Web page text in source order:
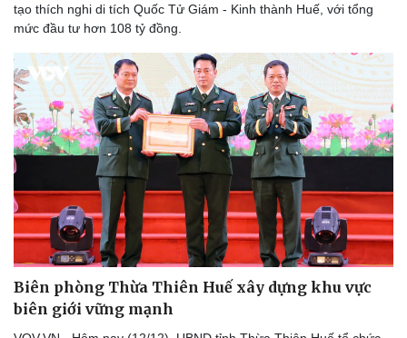
check-in
Cửa sổ tình yêu
tạo thích nghi di tích Quốc Tử Giám - Kinh thành Huế, với tổng
mức đầu tư hơn 108 tỷ đồng.
Biên phòng Thừa Thiên Huế xây dựng khu vực
biên giới vững mạnh